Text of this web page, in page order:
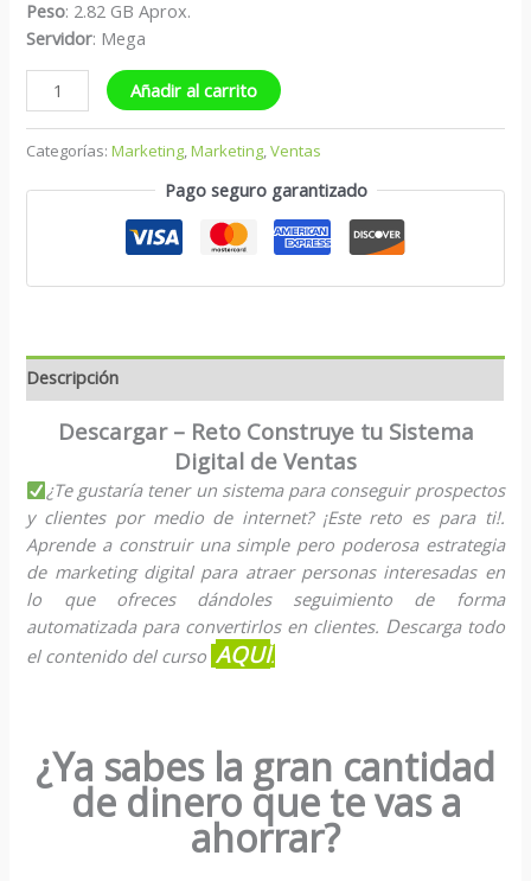
Peso: 2.82 GB Aprox.
Servidor: Mega
Añadir al carrito
Categorías:Marketing,Marketing,Ventas
Pago seguro garantizado
Descripción
Descargar – Reto Construye tu Sistema
Digital de Ventas
¿Te gustaría tener un sistema para conseguir prospectos
y clientes por medio de internet? ¡Este reto es para ti!.
Aprende a construir una simple pero poderosa estrategia
de marketing digital para atraer personas interesadas en
lo que ofreces dándoles seguimiento de forma
automatizada para convertirlos en clientes. Descarga todo
el contenido del curso AQUÍ.
¿Ya sabes la gran cantidad
de dinero que te vas a
ahorrar?